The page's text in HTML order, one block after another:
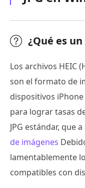
¿Qué es
Los archivos HEIC
son el formato de
dispositivos iPhone
para lograr tasas
JPG estándar, que
de imágenes
lamentablemente
compatibles con